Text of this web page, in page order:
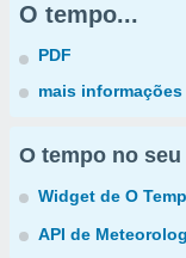
O tempo...
PDF
mais informações
O tempo no seu
Widget de O
API de